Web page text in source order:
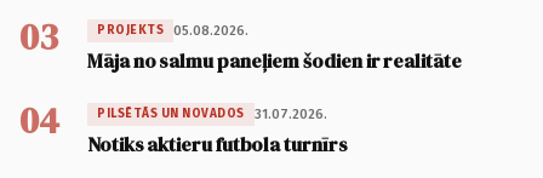
03 PROJEKTS 05.08.2026.
Māja no salmu paneļiem šodien ir realitāte
04 PILSĒTĀS UN NOVADOS 31.07.2026.
Notiks aktieru futbola turnīrs